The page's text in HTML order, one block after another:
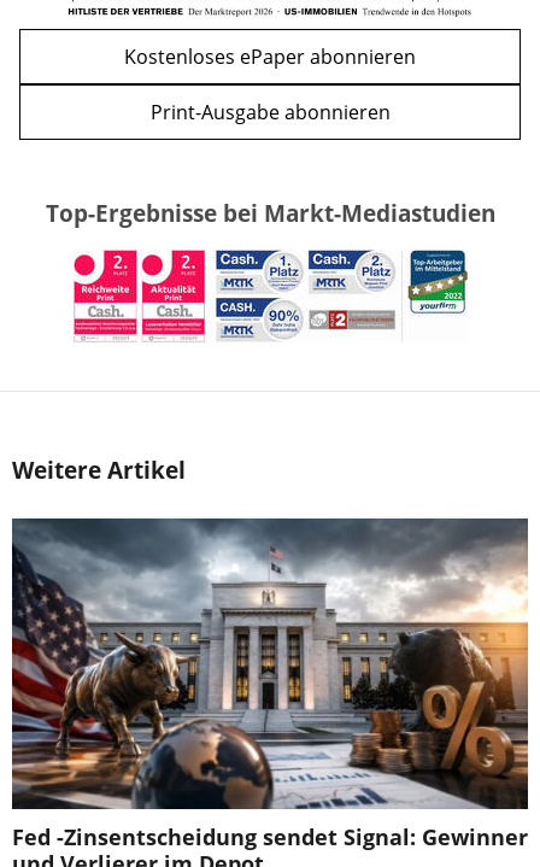
Kostenloses ePaper abonnieren
Print-Ausgabe abonnieren
Top-Ergebnisse bei Markt-Mediastudien
Weitere Artikel
Fed -Zinsentscheidung sendet Signal: Gewinner